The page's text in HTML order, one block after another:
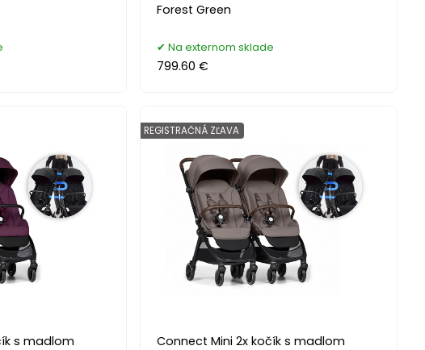
Forest Green
Na externom sklade
799.60 €
s madlom
Connect Mini 2x kočík s madlom
REGISTRAČNÁ ZĽAVA